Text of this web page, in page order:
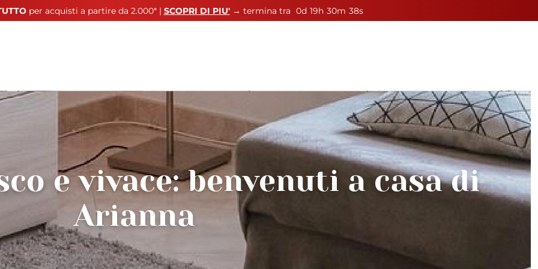
per acquisti a partire da 2.000* | SCOPRI DI PIU'→ termina tra 0d 19h 30m 36s
e vivace: benvenuti a casa di
Arianna